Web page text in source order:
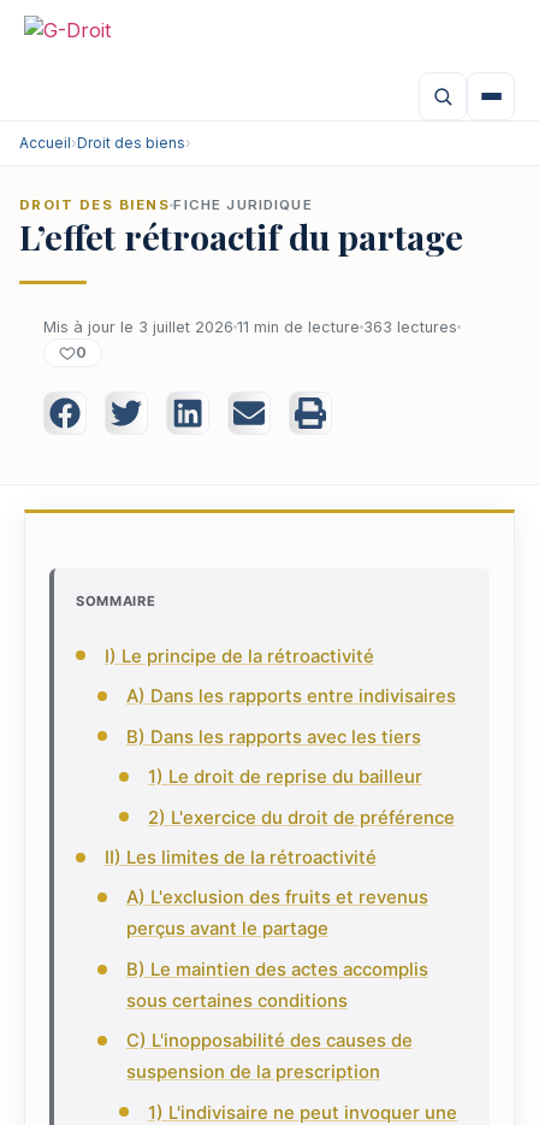
Accueil›Droit des biens›
DROIT DES BIENS FICHE JURIDIQUE
L’effet rétroactif du partage
Mis à jour le 3 juillet 2026 11 min de lecture 363 lectures
0
SOMMAIRE
I) Le principe de la rétroactivité
A) Dans les rapports entre indivisaires
B) Dans les rapports avec les tiers
1) Le droit de reprise du bailleur
2) L'exercice du droit de préférence
II) Les limites de la rétroactivité
A) L'exclusion des fruits et revenus
perçus avant le partage
B) Le maintien des actes accomplis
sous certaines conditions
C) L'inopposabilité des causes de
suspension de la prescription
1) L'indivisaire ne peut invoquer une